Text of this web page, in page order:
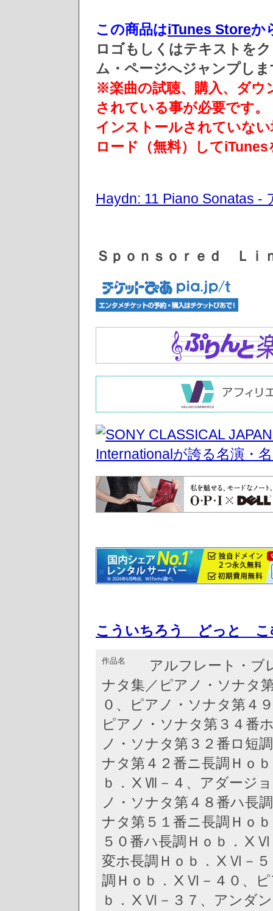
この商品はiTunes Storeか
ロゴもしくはテキストを
ム・ページへジャンプしま
※楽曲の試聴、購入、ダウ
されている事が必要です。
インストールされていな
ロード（無料）して
Haydn: 11 Piano Sonatas
Ｓｐｏｎｓｏｒｅｄ Ｌｉ
こういちろう どっと こ
作品名
アルフレート・ブ
ナタ集／ピアノ・ソナタ
０、ピアノ・ソナタ第４
ピアノ・ソナタ第３４番
ノ・ソナタ第３２番ロ短
ナタ第４２番ニ長調Ｈｏ
ｂ．ⅩⅦ－４、アダージ
ノ・ソナタ第４８番ハ長
ナタ第５１番ニ長調Ｈｏ
５０番ハ長調Ｈｏｂ．
変ホ長調Ｈｏｂ．ⅩⅥ－５
調Ｈｏｂ．ⅩⅥ－４０、ピ
ｂ．ⅩⅥ－３７、アンダ